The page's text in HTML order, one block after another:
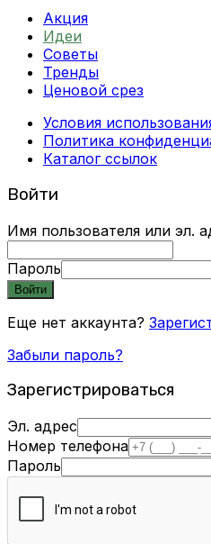
Акция
Идеи
Советы
Тренды
Ценовой срез
Условия
Политика
Каталог ссылок
Войти
Имя пользователя или эл.
Пароль
Войти
Еще нет аккаунта?
Забыли пароль?
Зарегистрироваться
Эл. адрес
Номер телефона
Пароль